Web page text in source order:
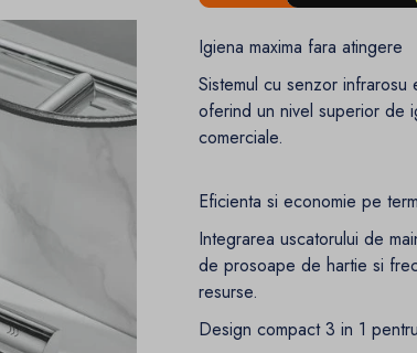
Igiena maxima fara atingere
Sistemul cu senzor
oferind un nivel superior de
comerciale.
Eficienta si economie pe
Integrarea uscatorului de
de prosoape de hartie si
resurse.
Design compact 3 in 1